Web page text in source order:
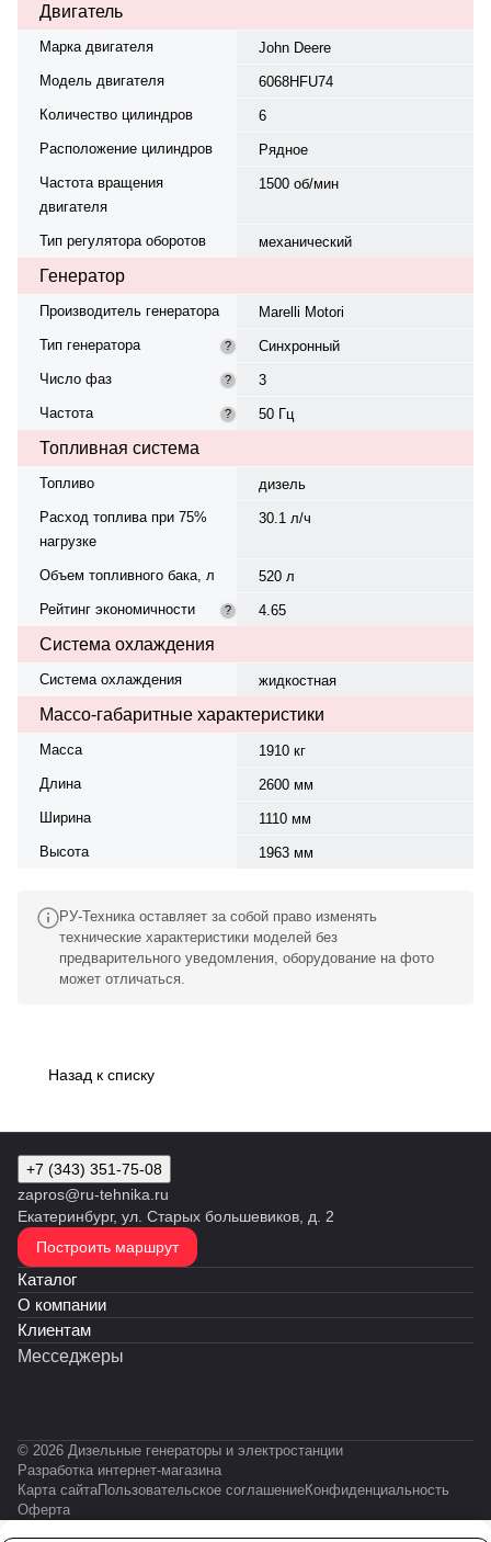
Двигатель
Марка двигателя
John Deere
Модель двигателя
6068HFU74
Количество цилиндров
6
Расположение цилиндров
Рядное
Частота вращения
двигателя
1500 об/мин
Тип регулятора оборотов механический
Генератор
Производитель генератора
Marelli Motori
Тип генератора
?
Синхронный
Число фаз
?
3
Частота
? 50 Гц
Топливная система
Топливо
дизель
Расход топлива при 75%
нагрузке
30.1 л/ч
Объем топливного бака, л
520 л
Рейтинг экономичности
? 4.65
Система охлаждения
Система охлаждения жидкостная
Массо-габаритные характеристики
Масса
1910 кг
Длина
2600 мм
Ширина
1110 мм
Высота
1963 мм
РУ-Техника оставляет за собой право изменять
технические характеристики моделей без
предварительного уведомления, оборудование на фото
может отличаться.
Назад к списку
+7 (343) 351-75-08
zapros@ru-tehnika.ru
Екатеринбург, ул. Старых большевиков, д. 2
Построить маршрут
Каталог
О компании
Клиентам
Месседжеры
© 2026 Дизельные генераторы и электростанции
Разработка интернет-магазина
Карта сайтаПользовательское соглашениеКонфиденциальность
Оферта